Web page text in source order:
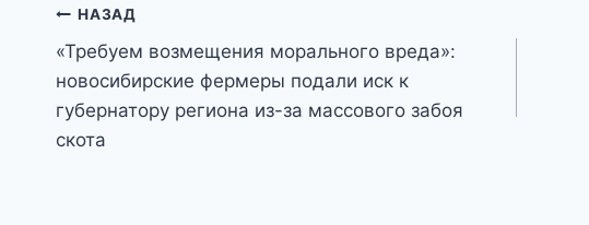
Навигация
по
записям
НАЗАД
«Требуем возмещения морального вреда»:
новосибирские фермеры подали иск к
губернатору региона из-за массового забоя
скота